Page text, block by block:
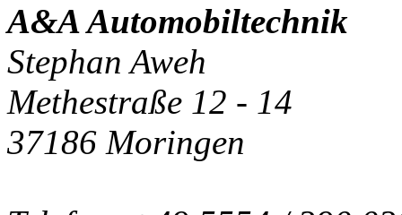
A&A Automobiltechnik
Stephan Aweh
Methestraße 12 - 14
37186 Moringen